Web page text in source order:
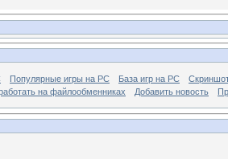
Популярные игры на PC База игр на РС
на файлообменниках
Добавить новость